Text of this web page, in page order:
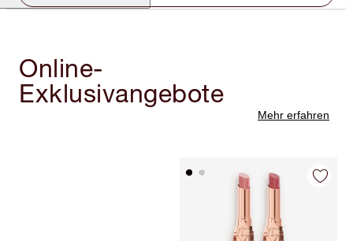
Online-
Exklusivangebote
Mehr erfahren